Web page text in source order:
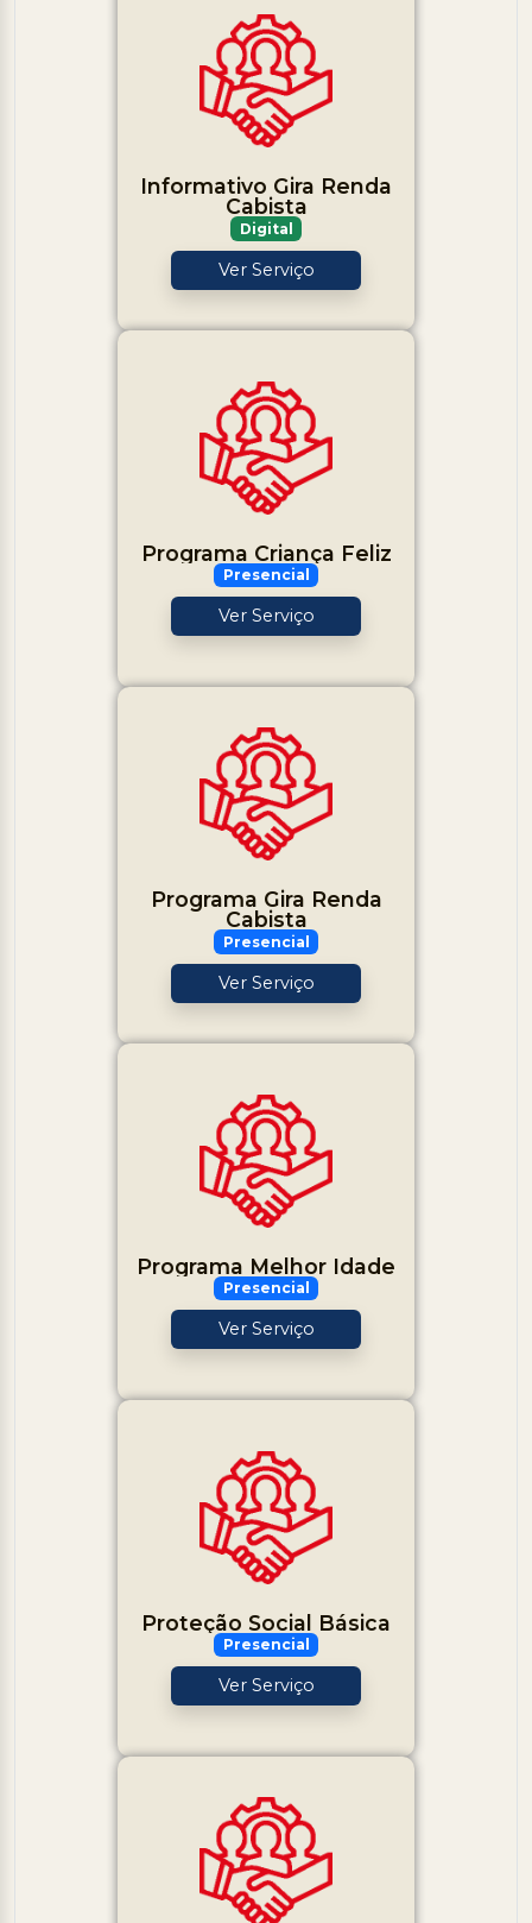
Informativo Gira Renda
Cabista
Digital
Ver Serviço
Programa Criança Feliz
Presencial
Ver Serviço
Programa Gira Renda
Cabista
Presencial
Ver Serviço
Programa Melhor Idade
Presencial
Ver Serviço
Proteção Social Básica
Presencial
Ver Serviço